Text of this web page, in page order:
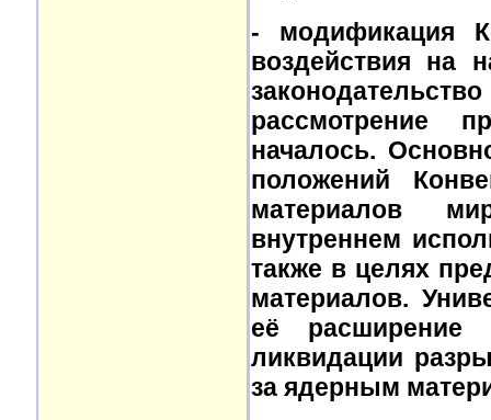
- модификация
воздействия на
рассмотрение
началось.
положений
материалов
внутреннем
также в целях
материалов.
её
ликвидации
за ядерным